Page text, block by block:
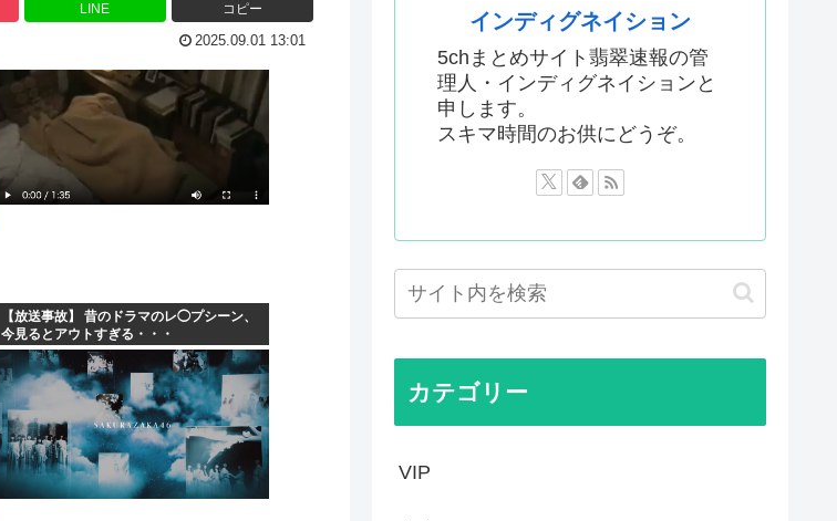
外国人「2002年W杯は?」韓国サッカーに衝撃的不祥事！...
海外「日本なんて行くんじゃなかった…」 日本を知ってしま...
え？なんでみんな『みいちゃんと山田さん』のアニメ化に怒っ...
【衝撃】 韓国人「宮崎駿が首を縦に振った金額」
韓国人「韓国サッカー協会が行った国際試合の性的接待の全容...
【HUNTER×HUNTER】ヒソカさん、ビスケより弱か...
安倍昭恵「なんで安倍晋三が殺されたのか今でもわからない」
中国が対米ドローン規制強化して世界が騒然！←「事実上の禁...
海外「日本なんて行くんじゃなかった…」 日本を知ってしま...
クルド人問題を訴えてきた河合ゆうすけ、埼玉県知事選挙に立...
LINE コピー
2025.09.01 13:01
【放送事故】 昔のドラマのレ◯プシーン、
今見るとアウトすぎる・・・
インディグネイション
5chまとめサイト翡翠速報の管
理人・インディグネイションと
申します。
スキマ時間のお供にどうぞ。
カテゴリー
VIP